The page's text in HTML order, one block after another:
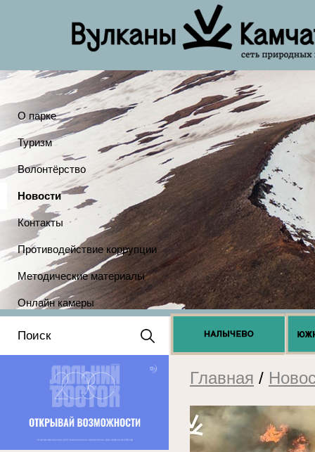
О парке
Туризм
Волонтёрство
Новости
Контакты
Противодействие коррупции
Методические материалы
Онлайн камеры
Положение о выдаче
разрешений 2025
Главная /